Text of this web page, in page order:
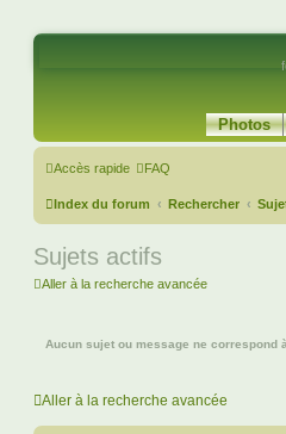
Photos
Accès rapide FAQ
Index du forum Rechercher
Sujets actifs
Aller à la recherche avancée
Aucun sujet ou message ne correspond
Aller à la recherche avancée